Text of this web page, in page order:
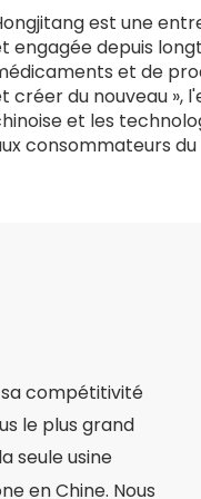
est une
engagée depuis
et de
créer du nouveau »,
et les
consommateurs
compétitivité
le plus grand
seule usine
en Chine. Nous